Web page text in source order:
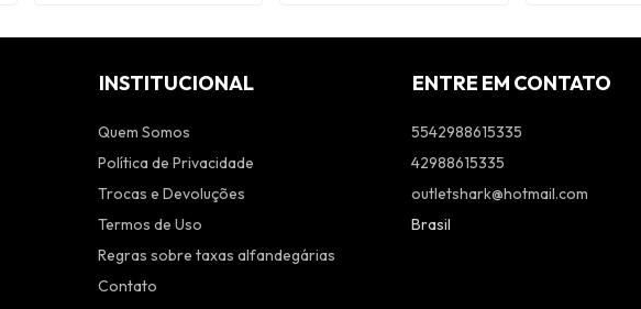
INSTITUCIONAL
Quem Somos
Política de Privacidade
Trocas e Devoluções
Termos de Uso
Regras sobre taxas alfandegárias
Contato
ENTRE EM CONTATO
5542988615335
42988615335
outletshark@hotmail.com
Brasil